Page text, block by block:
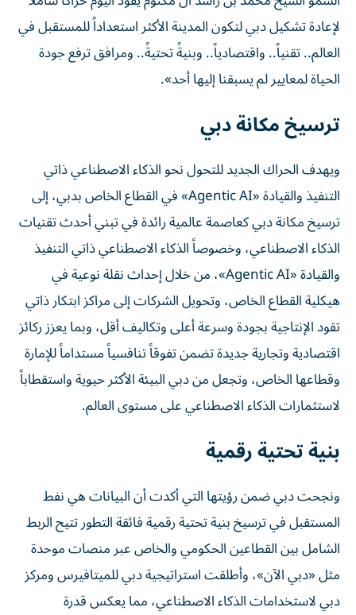
لإعادة تشكيل دبي لتكون المدينة الأكثر استعداداً للمستقبل في
العالم.. تقنياً.. واقتصادياً.. وبنيةً تحتيةً.. ومرافق ترفع جودة
الحياة لمعايير لم يسبقنا إليها أحد».
ترسيخ مكانة دبي
ويهدف الحراك الجديد للتحول نحو الذكاء الاصطناعي ذاتي
التنفيذ والقيادة «Agentic AI» في القطاع الخاص بدبي، إلى
ترسيخ مكانة دبي كعاصمة عالمية رائدة في تبني أحدث تقنيات
الذكاء الاصطناعي، وخصوصاً الذكاء الاصطناعي ذاتي التنفيذ
والقيادة «Agentic AI»، من خلال إحداث نقلة نوعية في
هيكلية القطاع الخاص، وتحويل الشركات إلى مراكز ابتكار ذاتي
تقود الإنتاجية بجودة وسرعة أعلى وتكاليف أقل، وبما يعزز ركائز
اقتصادية وتجارية جديدة تضمن تفوقاً تنافسياً مستداماً للإمارة
وقطاعها الخاص، وتجعل من دبي البيئة الأكثر حيوية واستقطاباً
لاستثمارات الذكاء الاصطناعي على مستوى العالم.
بنية تحتية رقمية
ونجحت دبي ضمن رؤيتها التي أكدت أن البيانات هي نفط
المستقبل في ترسيخ بنية تحتية رقمية فائقة التطور تتيح الربط
الشامل بين القطاعين الحكومي والخاص عبر منصات موحدة
مثل «دبي الآن»، وأطلقت استراتيجية دبي للميتافيرس ومركز
دبي لاستخدامات الذكاء الاصطناعي، مما يعكس قدرة